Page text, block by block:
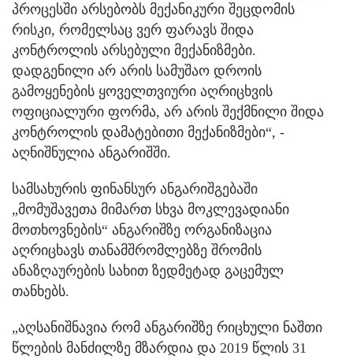
პროცესში არსებობს მექანიკური შეცდომის
რისკი, რომელსაც ვერ ფარავს შიდა
კონტროლის არსებული მექანიზმები.
დადგენილი არ არის სამუშაო დროის
გამოყენების ყოველთვიური აღრიცხვის
ოფიციალური ფორმა, არ არის შექმნილი შიდა
კონტროლის დამატებითი მექანიზმები“, -
აღნიშნულია ანგარიშში.
სამსახურის ფინანსურ ანგარიშგებაში
„მომუშავეთა მიმართ სხვა მოკლევადიანი
მოთხოვნების“ ანგარიშზე ორგანიზაცია
აღრიცხავს თანამშრომლებზე შრომის
ანაზღაურების სახით ზედმეტად გაცემულ
თანხებს.
„აღსანიშნავია რომ ანგარიშზე რიცხული ნაშთი
წლების მანძილზე მზარდია და 2019 წლის 31